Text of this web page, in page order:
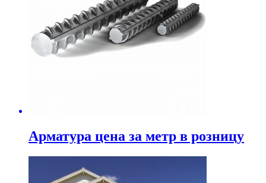
Арматура цена за метр в розницу